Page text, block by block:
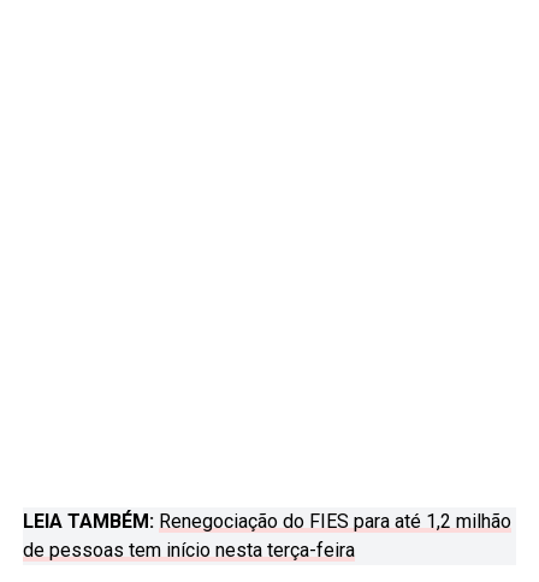
LEIA TAMBÉM: Renegociação do FIES para até 1,2 milhão
de pessoas tem início nesta terça-feira